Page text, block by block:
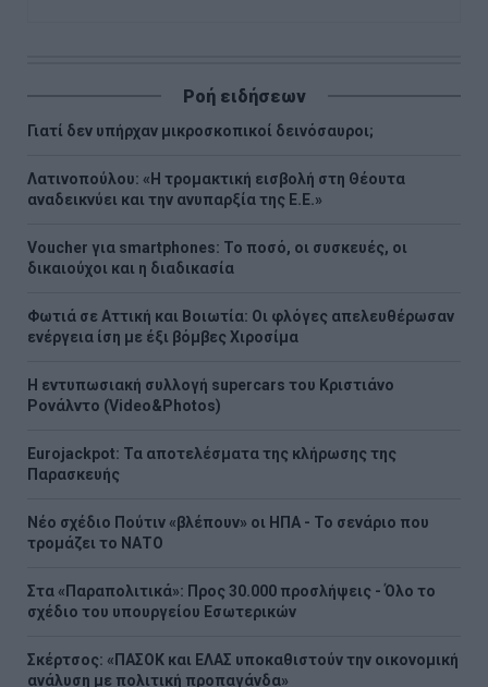
Ροή ειδήσεων
Γιατί δεν υπήρχαν μικροσκοπικοί δεινόσαυροι;
Λατινοπούλου: «Η τρομακτική εισβολή στη Θέουτα
αναδεικνύει και την ανυπαρξία της Ε.Ε.»
Voucher για smartphones: Το ποσό, οι συσκευές, οι
δικαιούχοι και η διαδικασία
Φωτιά σε Αττική και Βοιωτία: Οι φλόγες απελευθέρωσαν
ενέργεια ίση με έξι βόμβες Χιροσίμα
H εντυπωσιακή συλλογή supercars του Κριστιάνο
Ρονάλντο (Video&Photos)
Eurojackpot: Τα αποτελέσματα της κλήρωσης της
Παρασκευής
Νέο σχέδιο Πούτιν «βλέπουν» οι ΗΠΑ - Το σενάριο που
τρομάζει το ΝΑΤΟ
Στα «Παραπολιτικά»: Προς 30.000 προσλήψεις - Όλο το
σχέδιο του υπουργείου Εσωτερικών
Σκέρτσος: «ΠΑΣΟΚ και ΕΛΑΣ υποκαθιστούν την οικονομική
ανάλυση με πολιτική προπαγάνδα»